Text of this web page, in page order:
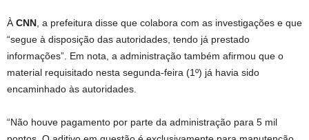
À CNN , a prefeitura disse que colabora com as investigações e que
“segue à disposição das autoridades, tendo já prestado
informações”. Em nota, a administração também afirmou que o
material requisitado nesta segunda-feira (1º) já havia sido
encaminhado às autoridades.
“Não houve pagamento por parte da administração para 5 mil